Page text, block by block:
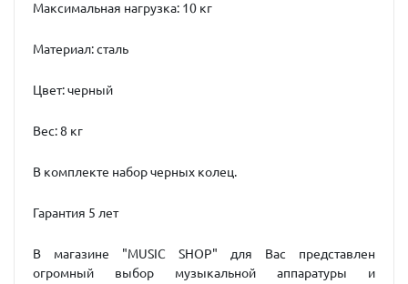
Максимальная нагрузка: 10 кг
Материал: сталь
Цвет: черный
Вес: 8 кг
В комплекте набор черных колец.
Гарантия 5 лет
В магазине "MUSIC SHOP" для Вас представлен
огромный выбор музыкальной аппаратуры и